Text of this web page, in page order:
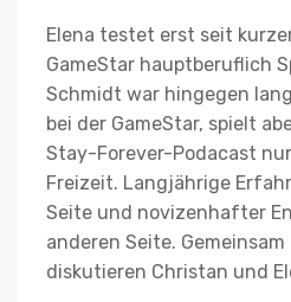
Elena testet erst seit
GameStar hauptberuflich
Schmidt war hingegen
bei der GameStar, spielt
Stay-Forever-Podacast
Freizeit. Langjährige
Seite und novizenhafter
anderen Seite. Gemeinsam
diskutieren Christan und